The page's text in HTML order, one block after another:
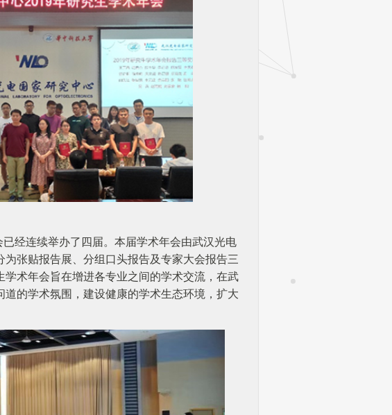
经连续举办了四届。本届学术年会由武汉光电
张贴报告展、分组口头报告及专家大会报告三
术年会旨在增进各专业之间的学术交流，在武
的学术氛围，建设健康的学术生态环境，扩大